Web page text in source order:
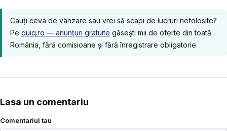
Cauți ceva de vânzare sau vrei să scapi de lucruri nefolosite?
Pe quiq.ro — anunțuri gratuite găsești mii de oferte din toată
România, fără comisioane și fără înregistrare obligatorie.
Lasa un comentariu
Comentariul tau